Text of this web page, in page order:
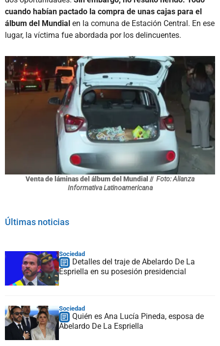
cuando habían pactado la compra de unas cajas para el
álbum del Mundial en la comuna de Estación Central. En ese
lugar, la víctima fue abordada por los delincuentes.
Venta de láminas del álbum del Mundial // Foto: Alianza
Informativa Latinoamericana
Últimas noticias
Sociedad
Detalles del traje de Abelardo De La
Espriella en su posesión presidencial
Sociedad
Quién es Ana Lucía Pineda, esposa de
Abelardo De La Espriella